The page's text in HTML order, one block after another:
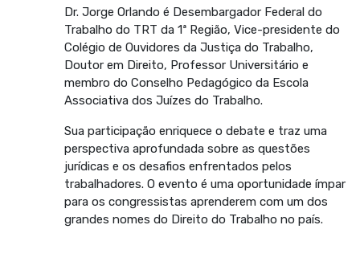
Dr. Jorge Orlando é Desembargador Federal do
Trabalho do TRT da 1ª Região, Vice-presidente do
Colégio de Ouvidores da Justiça do Trabalho,
Doutor em Direito, Professor Universitário e
membro do Conselho Pedagógico da Escola
Associativa dos Juízes do Trabalho.
Sua participação enriquece o debate e traz uma
perspectiva aprofundada sobre as questões
jurídicas e os desafios enfrentados pelos
trabalhadores. O evento é uma oportunidade ímpar
para os congressistas aprenderem com um dos
grandes nomes do Direito do Trabalho no país.